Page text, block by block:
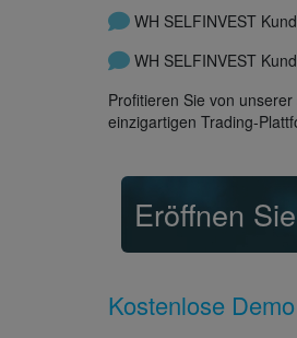
WH SELFINVEST
WH SELFINVEST
Profitieren Sie von
einzigartigen Trading-
Eröffnen
Kostenlose